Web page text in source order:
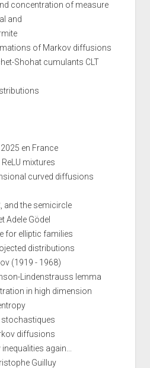
concentration of measure
and
of Markov diffusions
Shohat cumulants CLT
en France
mixtures
curved diffusions
and the semicircle
Adele Gödel
for elliptic families
distributions
(1919 - 1968)
Lindenstrauss lemma
in high dimension
diffusions
again...
Guilluy